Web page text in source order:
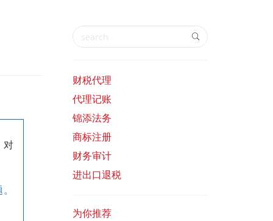
对
财税代理
代理记账
锦添法务
商标注册
财务审计
进出口退税
为你推荐